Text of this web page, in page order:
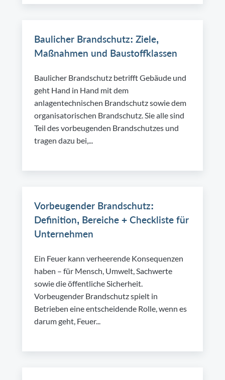
Baulicher Brandschutz: Ziele,
Maßnahmen und Baustoffklassen
Baulicher Brandschutz betrifft Gebäude und
geht Hand in Hand mit dem
anlagentechnischen Brandschutz sowie dem
organisatorischen Brandschutz. Sie alle sind
Teil des vorbeugenden Brandschutzes und
tragen dazu bei,...
Vorbeugender Brandschutz:
Definition, Bereiche + Checkliste für
Unternehmen
Ein Feuer kann verheerende Konsequenzen
haben – für Mensch, Umwelt, Sachwerte
sowie die öffentliche Sicherheit.
Vorbeugender Brandschutz spielt in
Betrieben eine entscheidende Rolle, wenn es
darum geht, Feuer...